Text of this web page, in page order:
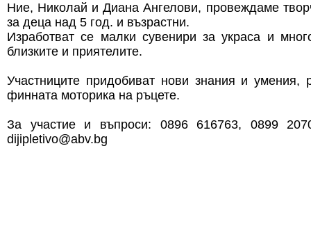
Ние, Николай и Диана Ангелови, провеждаме
за деца над 5 год. и възрастни.
Изработват се малки сувенири за украса и
близките и приятелите.
Участниците придобиват нови знания и умения,
финната моторика на ръцете.
За участие и въпроси: 0896 616763, 0899
dijipletivo@abv.bg